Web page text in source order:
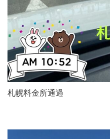
札幌料金所通過